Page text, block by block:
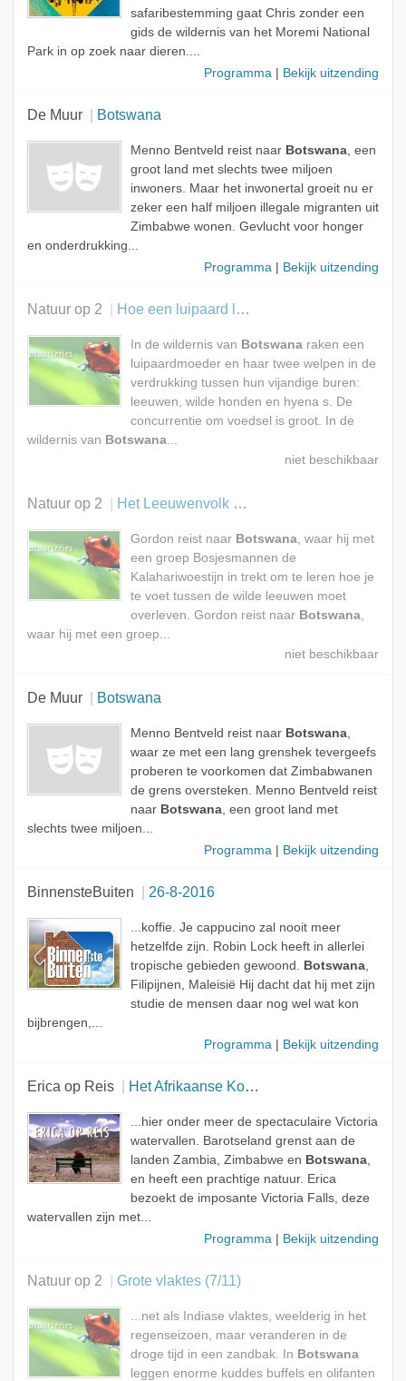
safaribestemming gaat Chris zonder een
gids de wildernis van het Moremi National
Park in op zoek naar dieren....
Programma | Bekijk uitzending
De Muur Botswana
Menno Bentveld reist naar Botswana, een
groot land met slechts twee miljoen
inwoners. Maar het inwonertal groeit nu er
zeker een half miljoen illegale migranten uit
Zimbabwe wonen. Gevlucht voor honger
en onderdrukking...
Programma | Bekijk uitzending
Natuur op 2 Hoe een luipaard leert vissen
In de wildernis van Botswanaraken een
luipaardmoeder en haar twee welpen in de
verdrukking tussen hun vijandige buren:
leeuwen, wilde honden en hyena s. De
concurrentie om voedsel is groot. In de
wildernis van Botswana...
Natuur op 2 Het Leeuwenvolk van de Kalahari
Gordon reist naar Botswana, waar hij met
een groep Bosjesmannen de
Kalahariwoestijn in trekt om te leren hoe je
te voet tussen de wilde leeuwen moet
overleven. Gordon reist naar Botswana,
waar hij met een groep...
De Muur Botswana
Menno Bentveld reist naar Botswana,
waar ze met een lang grenshek tevergeefs
proberen te voorkomen dat Zimbabwanen
de grens oversteken. Menno Bentveld reist
naar Botswana, een groot land met
slechts twee miljoen...
Programma | Bekijk uitzending
BinnensteBuiten 26-8-2016
...koffie. Je cappucino zal nooit meer
hetzelfde zijn. Robin Lock heeft in allerlei
tropische gebieden gewoond. Botswana,
Filipijnen, Maleisië Hij dacht dat hij met zijn
studie de mensen daar nog wel wat kon
bijbrengen,...
Programma | Bekijk uitzending
Erica op Reis Het Afrikaanse Koninkrijk Barotseland
...hier onder meer de spectaculaire Victoria
watervallen. Barotseland grenst aan de
landen Zambia, Zimbabwe en Botswana,
en heeft een prachtige natuur. Erica
bezoekt de imposante Victoria Falls, deze
watervallen zijn met...
Programma | Bekijk uitzending
Natuur op 2 Grote vlaktes (7/11)
...net als Indiase vlaktes, weelderig in het
regenseizoen, maar veranderen in de
droge tijd in een zandbak. In Botswana
leggen enorme kuddes buffels en olifanten